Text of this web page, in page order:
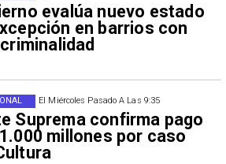
evalúa nuevo estado
en barrios con
El Miércoles Pasado A Las 9:35
Suprema confirma pago
millones por caso